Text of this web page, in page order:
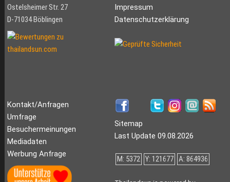
Ostelsheimer Str. 27
D-71034 Böblingen
Impressum
Datenschutzerklärung
Kontakt/Anfragen
Umfrage
Besuchermeinungen
Mediadaten
Werbung Anfrage
Sitemap
Last Update 09.08.2026
M: 5372 Y: 121677 A: 864936